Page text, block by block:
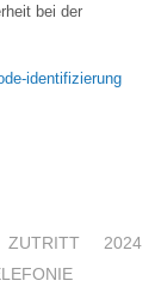
bei der
identifizierung
ZUTRITT
2024